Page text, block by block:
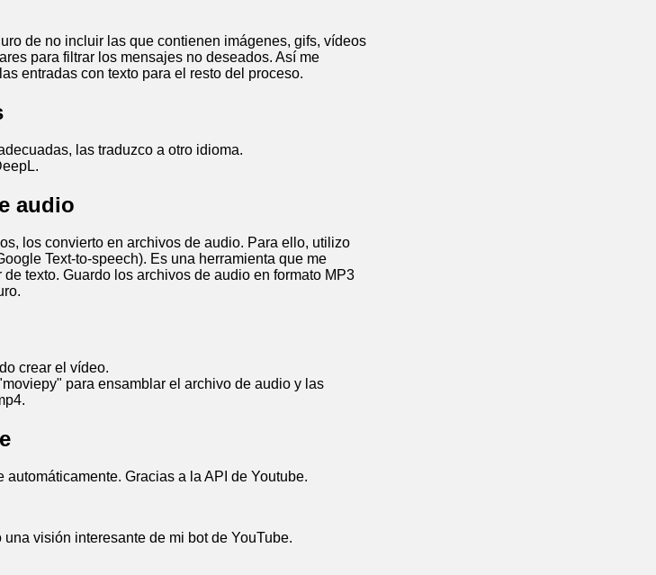
de no incluir las que contienen imágenes, gifs, vídeos
para filtrar los mensajes no deseados. Así me
entradas con texto para el resto del proceso.
las traduzco a otro idioma.
audio
los convierto en archivos de audio. Para ello, utilizo
Text-to-speech). Es una herramienta que me
texto. Guardo los archivos de audio en formato MP3
crear el vídeo.
para ensamblar el archivo de audio y las
Gracias a la API de Youtube.
visión interesante de mi bot de YouTube.